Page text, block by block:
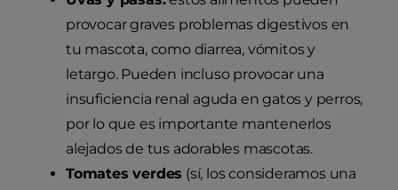
provocar graves problemas digestivos en
tu mascota, como diarrea, vómitos y
letargo. Pueden incluso provocar una
insuficiencia renal aguda en gatos y perros,
por lo que es importante mantenerlos
alejados de tus adorables mascotas.
Tomates verdes (sí, los consideramos una